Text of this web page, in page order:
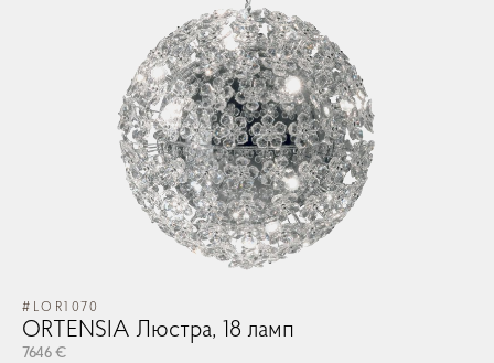
#LOR1070
ORTENSIA Люстра, 18 ламп
7646 €